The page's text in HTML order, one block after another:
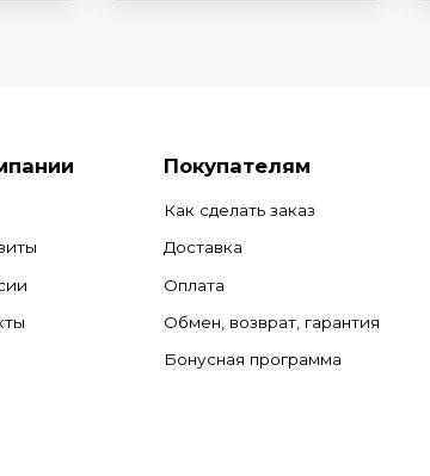
Покупателям
Как сделать заказ
Доставка
Оплата
Обмен, возврат, гарантия
Бонусная программа